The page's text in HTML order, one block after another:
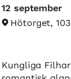
12 september
Hötorget,
Kungliga